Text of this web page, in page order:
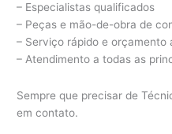
– Especialistas qualificados
– Peças e mão-de-obra de
– Serviço rápido e orçamento
– Atendimento a todas as
Sempre que precisar de
em contato.